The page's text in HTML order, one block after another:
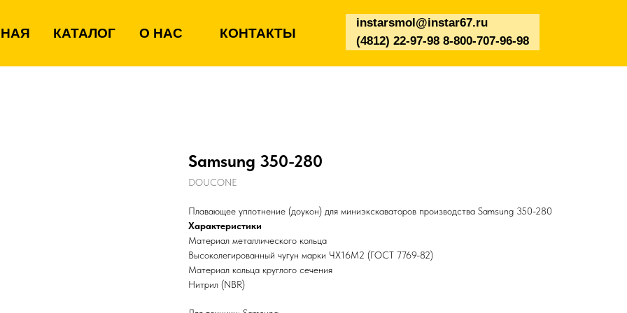
КАТАЛОГ О НАС КОНТАКТЫ
(4812) 22-97-98 8-800-707-96-98
instarsmol@instar67.ru
Samsung 350-280
DOUCONE
Плавающее уплотнение (доукон) для миниэкскаваторов производства Samsung 350-280
Характеристики
Материал металлического кольца
Высоколегированный чугун марки ЧХ16М2 (ГОСТ 7769-82)
Материал кольца круглого сечения
Нитрил (NBR)